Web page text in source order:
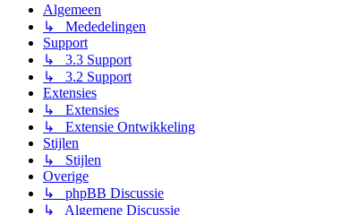
Algemeen
↳ Mededelingen
Support
↳ 3.3 Support
↳ 3.2 Support
Extensies
↳ Extensies
↳ Extensie Ontwikkeling
Stijlen
↳ Stijlen
Overige
↳ phpBB Discussie
↳ Algemene Discussie